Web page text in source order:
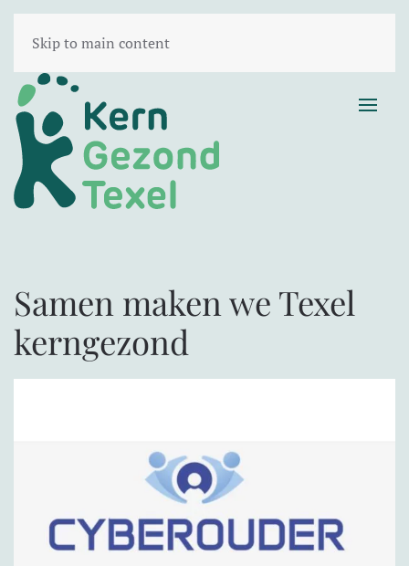
Skip to main content
Samen maken we Texel
kerngezond